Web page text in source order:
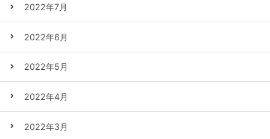
2022年7月
2022年6月
2022年5月
2022年4月
2022年3月